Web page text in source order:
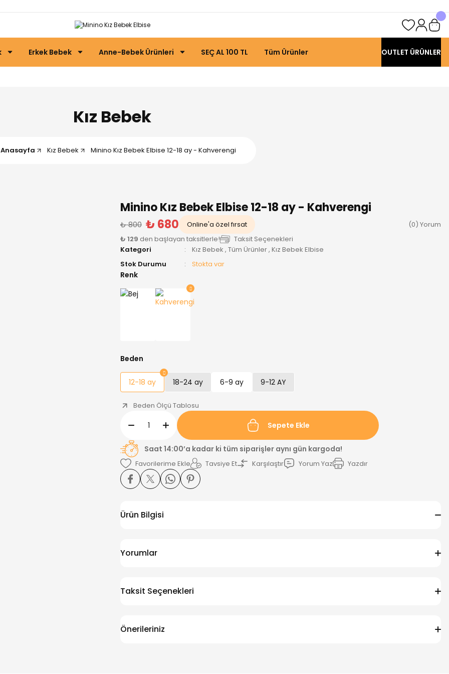
Erkek Bebek Anne-Bebek Ürünleri SEÇ AL 100 TL Tüm Ürünler OUTLET ÜRÜNLER
Kız Bebek
Anasayfa Kız Bebek Minino Kız Bebek Elbise 12-18 ay - Kahverengi
Minino Kız Bebek Elbise 12-18 ay - Kahverengi
₺ 800 ₺ 680 Online'a özel fırsat
(0) Yorum
₺ 129 den başlayan taksitlerle!
Taksit Seçenekleri
Kategori
Kız Bebek , Tüm Ürünler, Kız Bebek Elbise
Stok Durumu
Stokta var
Renk
Beden
12-18 ay 18-24 ay 6-9 ay 9-12 AY
Beden Ölçü Tablosu
Sepete Ekle
Saat 14:00’a kadar ki tüm siparişler aynı gün kargoda!
Tavsiye Et Karşılaştır Yorum Yaz Yazdır
Ürün Bilgisi
Yorumlar
Taksit Seçenekleri
Önerileriniz